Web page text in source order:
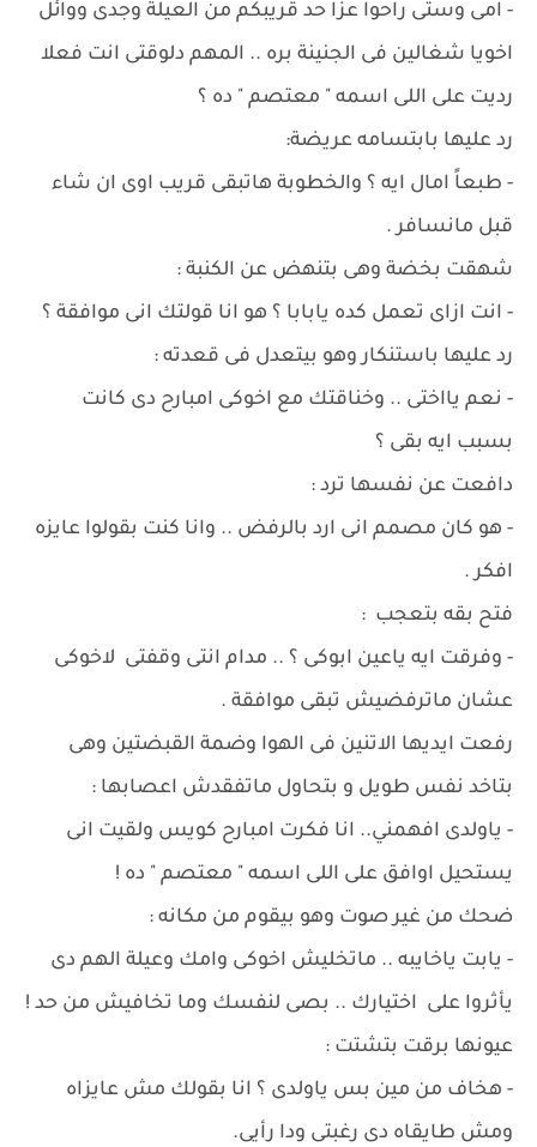
- امى وستى راحوا عزا حد قريبكم من العيلة وجدى ووائل
اخويا شغالين فى الجنينة بره .. المهم دلوقتى انت فعلا
رديت على اللى اسمه " معتصم " ده ؟
رد عليها بابتسامه عريضة:
- طبعاً امال ايه ؟ والخطوبة هاتبقى قريب اوى ان شاء
قبل مانسافر .
شهقت بخضة وهى بتنهض عن الكنبة :
- انت ازاى تعمل كده يابابا ؟ هو انا قولتك انى موافقة ؟
رد عليها باستنكار وهو بيتعدل فى قعدته :
- نعم يااختى .. وخناقتك مع اخوكى امبارح دى كانت
بسبب ايه بقى ؟
دافعت عن نفسها ترد :
- هو كان مصمم انى ارد بالرفض .. وانا كنت بقولوا عايزه
افكر .
فتح بقه بتعجب :
- وفرقت ايه ياعين ابوكى ؟ .. مدام انتى وقفتى لاخوكى
عشان ماترفضيش تبقى موافقة .
رفعت ايديها الاتنين فى الهوا وضمة القبضتين وهى
بتاخد نفس طويل و بتحاول ماتفقدش اعصابها :
- ياولدى افهمني.. انا فكرت امبارح كويس ولقيت انى
يستحيل اوافق على اللى اسمه " معتصم " ده !
ضحك من غير صوت وهو بيقوم من مكانه :
- يابت ياخايبه .. ماتخليش اخوكى وامك وعيلة الهم دى
يأثروا على اختيارك .. بصى لنفسك وما تخافيش من حد !
عيونها برقت بتشتت :
- هخاف من مين بس ياولدى ؟ انا بقولك مش عايزاه
ومش طايقاه دى رغبتى ودا رأيى.